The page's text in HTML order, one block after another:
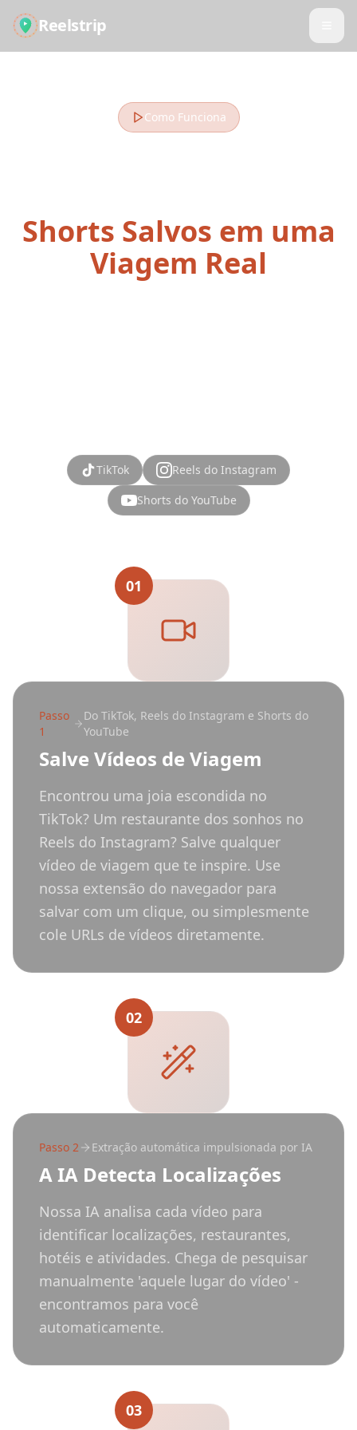
Reelstrip
Como Funciona
Shorts Salvos em uma
Viagem Real
TikTok
Reels do Instagram
Shorts do YouTube
01
Passo
1
Do TikTok, Reels do Instagram e Shorts do
YouTube
Salve Vídeos de Viagem
Encontrou uma joia escondida no
TikTok? Um restaurante dos sonhos no
Reels do Instagram? Salve qualquer
vídeo de viagem que te inspire. Use
nossa extensão do navegador para
salvar com um clique, ou simplesmente
cole URLs de vídeos diretamente.
02
Passo 2 Extração automática impulsionada por IA
A IA Detecta Localizações
Nossa IA analisa cada vídeo para
identificar localizações, restaurantes,
hotéis e atividades. Chega de pesquisar
manualmente 'aquele lugar do vídeo' -
encontramos para você
automaticamente.
03